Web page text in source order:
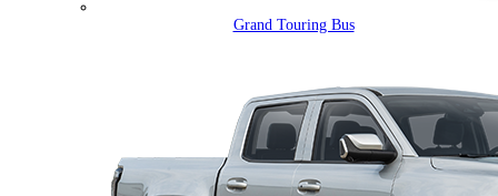
Grand Touring Bus